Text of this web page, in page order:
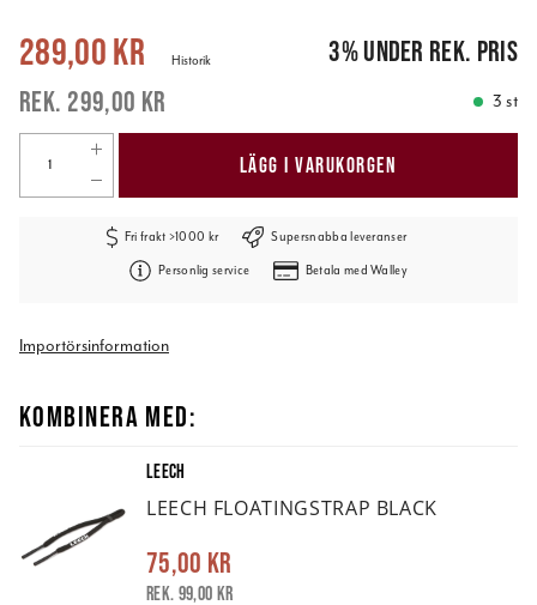
Nuvarande pris:289,00 kr 299,00 kr
289,00 kr
299,00 kr
Historik 3%under rek. pris
3 st
LÄGG I VARUKORGEN
Fri frakt >1000 kr Supersnabba leveranser
Personlig service Betala med Walley
Importörsinformation
KOMBINERA MED:
LEECH
LEECH FLOATINGSTRAP BLACK
75,00 kr
Rek. 99,00 kr